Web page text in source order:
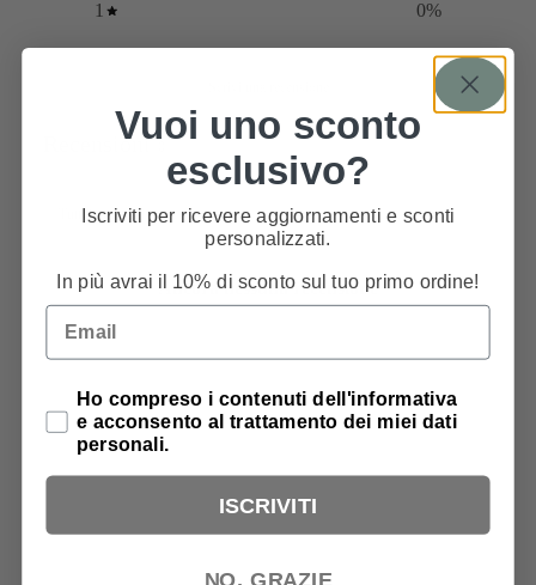
1 0%
Recensioni
Ancora nessuna recensione
Vuoi uno sconto
esclusivo?
Iscriviti per ricevere aggiornamenti e sconti
personalizzati.
In più avrai il 10% di sconto sul tuo primo ordine!
Email
Privacy Policy
Ho compreso i contenuti dell'informativa
e acconsento al trattamento dei miei dati
personali.
ISCRIVITI
NO, GRAZIE